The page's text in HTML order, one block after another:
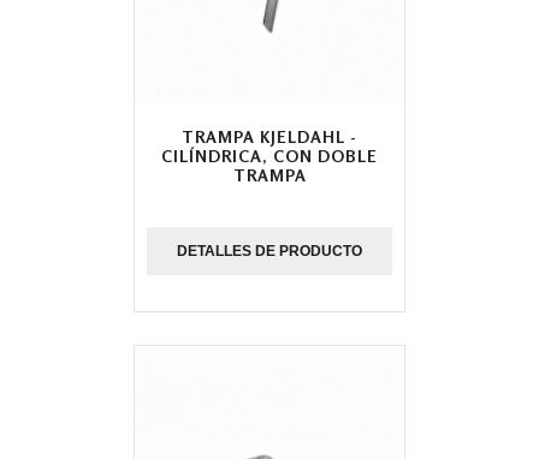
TRAMPA KJELDAHL -
CILÍNDRICA, CON DOBLE
TRAMPA
DETALLES DE PRODUCTO